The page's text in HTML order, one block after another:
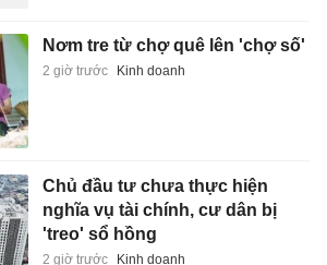
Nơm tre từ chợ quê lên 'chợ số'
2 giờ trước Kinh doanh
Chủ đầu tư chưa thực hiện
nghĩa vụ tài chính, cư dân bị
'treo' sổ hồng
2 giờ trước Kinh doanh